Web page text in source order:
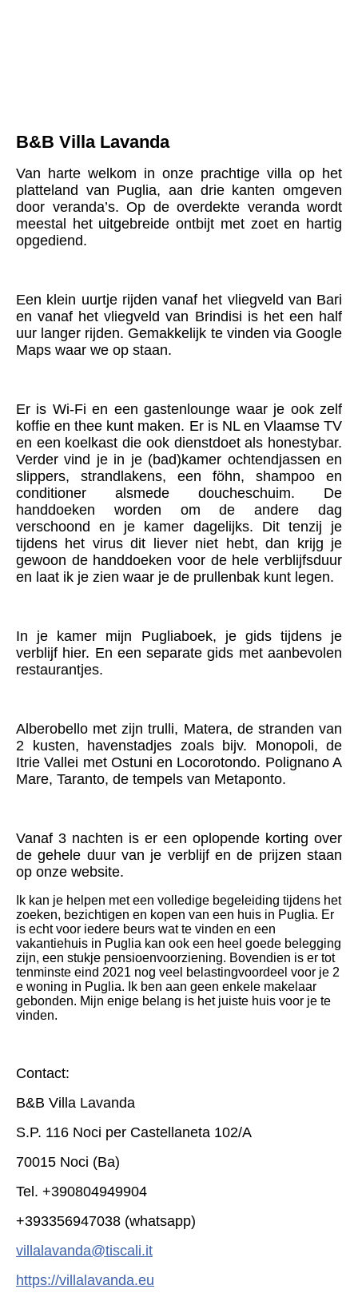
B&B Villa Lavanda
Van harte welkom in onze prachtige villa op het
platteland van Puglia, aan drie kanten omgeven
door veranda’s. Op de overdekte veranda wordt
meestal het uitgebreide ontbijt met zoet en hartig
opgediend.
Een klein uurtje rijden vanaf het vliegveld van Bari
en vanaf het vliegveld van Brindisi is het een half
uur langer rijden. Gemakkelijk te vinden via Google
Maps waar we op staan.
Er is Wi-Fi en een gastenlounge waar je ook zelf
koffie en thee kunt maken. Er is NL en Vlaamse TV
en een koelkast die ook dienstdoet als honestybar.
Verder vind je in je (bad)kamer ochtendjassen en
slippers, strandlakens, een föhn, shampoo en
conditioner alsmede doucheschuim. De
handdoeken worden om de andere dag
verschoond en je kamer dagelijks. Dit tenzij je
tijdens het virus dit liever niet hebt, dan krijg je
gewoon de handdoeken voor de hele verblijfsduur
en laat ik je zien waar je de prullenbak kunt legen.
In je kamer mijn Pugliaboek, je gids tijdens je
verblijf hier. En een separate gids met aanbevolen
restaurantjes.
Alberobello met zijn trulli, Matera, de stranden van
2 kusten, havenstadjes zoals bijv. Monopoli, de
Itrie Vallei met Ostuni en Locorotondo. Polignano A
Mare, Taranto, de tempels van Metaponto.
Vanaf 3 nachten is er een oplopende korting over
de gehele duur van je verblijf en de prijzen staan
op onze website.
Ik kan je helpen met een volledige begeleiding tijdens het
zoeken, bezichtigen en kopen van een huis in Puglia. Er
is echt voor iedere beurs wat te vinden en een
vakantiehuis in Puglia kan ook een heel goede belegging
zijn, een stukje pensioenvoorziening. Bovendien is er tot
tenminste eind 2021 nog veel belastingvoordeel voor je 2
e woning in Puglia. Ik ben aan geen enkele makelaar
gebonden. Mijn enige belang is het juiste huis voor je te
vinden.
Contact:
B&B Villa Lavanda
S.P. 116 Noci per Castellaneta 102/A
70015 Noci (Ba)
Tel. +390804949904
+393356947038 (whatsapp)
villalavanda@tiscali.it
https://villalavanda.eu